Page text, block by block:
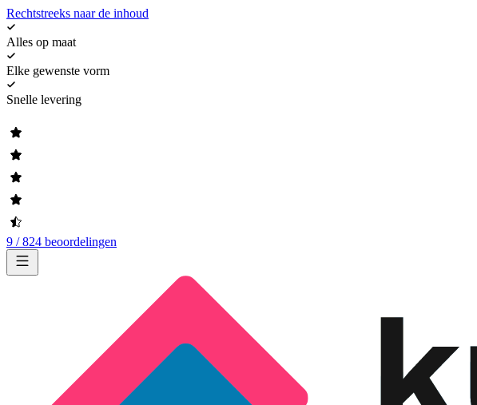
Rechtstreeks naar de inhoud
Alles op maat
Elke gewenste vorm
Snelle levering
9 / 824 beoordelingen